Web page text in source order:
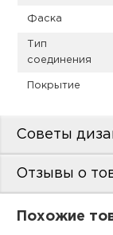
Фаска
Тип
соединения
Покрытие
Советы
Отзывы о
Похожие